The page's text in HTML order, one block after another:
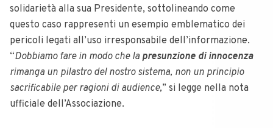
solidarietà alla sua Presidente, sottolineando come
questo caso rappresenti un esempio emblematico dei
pericoli legati all’uso irresponsabile dell’informazione.
“Dobbiamo fare in modo che la presunzione di innocenza
rimanga un pilastro del nostro sistema, non un principio
sacrificabile per ragioni di audience,” si legge nella nota
ufficiale dell’Associazione.